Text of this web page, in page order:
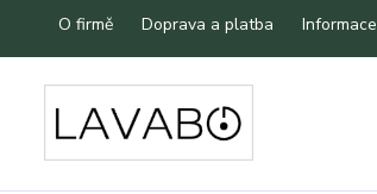
O firmě Doprava a platba Informace